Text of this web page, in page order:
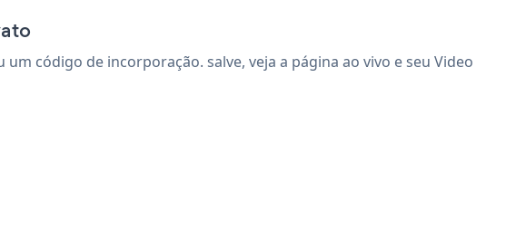
código de incorporação. salve, veja a página ao vivo e seu Video